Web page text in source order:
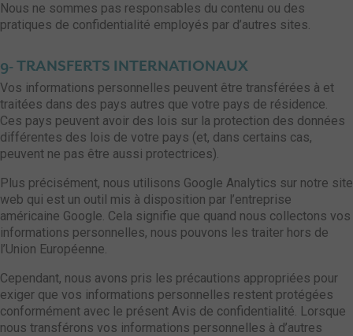
Nous ne sommes pas responsables du contenu ou des
pratiques de confidentialité employés par d’autres sites.
9- TRANSFERTS INTERNATIONAUX
Vos informations personnelles peuvent être transférées à et
traitées dans des pays autres que votre pays de résidence.
Ces pays peuvent avoir des lois sur la protection des données
différentes des lois de votre pays (et, dans certains cas,
peuvent ne pas être aussi protectrices).
Plus précisément, nous utilisons Google Analytics sur notre site
web qui est un outil mis à disposition par l’entreprise
américaine Google. Cela signifie que quand nous collectons vos
informations personnelles, nous pouvons les traiter hors de
l’Union Européenne.
Cependant, nous avons pris les précautions appropriées pour
exiger que vos informations personnelles restent protégées
conformément avec le présent Avis de confidentialité. Lorsque
nous transférons vos informations personnelles à d’autres